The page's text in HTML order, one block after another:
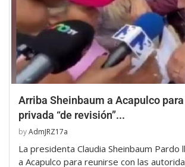
Arriba Sheinbaum a Acapulco
privada “de revisión”...
byAdmJRZ17a
La presidenta Claudia Sheinbaum
a Acapulco para reunirse con las